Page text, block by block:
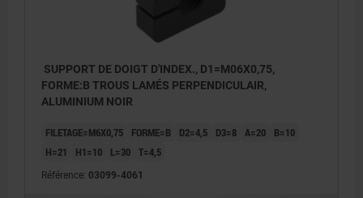
SUPPORT DE DOIGT D'INDEX., D1=M06X0,75,
FORME:B TROUS LAMÉS PERPENDICULAIR,
ALUMINIUM NOIR
FILETAGE=M6X0,75 FORME=B D2=4,5 D3=8 A=20
B=10
H=21
H1=10 L=30 T=4,5
Référence: 03099-4061